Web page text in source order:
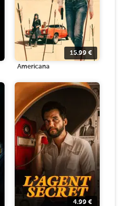
15.99 €
Americana
4.99 €